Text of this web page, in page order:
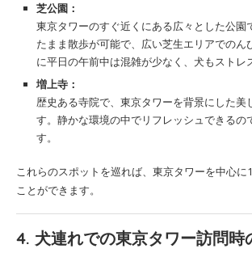
芝公園：
東京タワーのすぐ近くにある広々とした公園
たまま散歩が可能で、広い芝生エリアでのん
に平日の午前中は混雑が少なく、犬もストレ
増上寺：
歴史ある寺院で、東京タワーを背景にした美
す。静かな環境の中でリフレッシュできるの
す。
これらのスポットを巡れば、東京タワーを中心に
ことができます。
4. 犬連れでの東京タワー訪問時